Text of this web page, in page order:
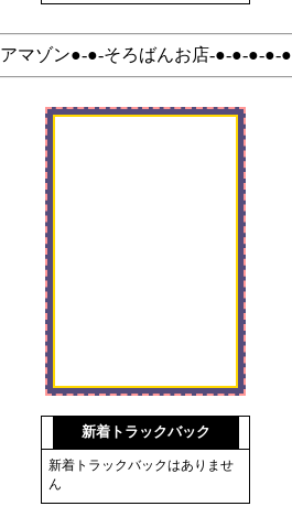
アマゾン●-●-そろばんお店-●-●-●-●-●
新着トラックバック
新着トラックバックはありませ
ん